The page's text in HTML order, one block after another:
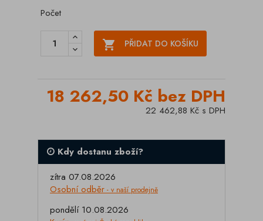
Počet
 PŘIDAT DO KOŠÍKU
18 262,50 Kč bez DPH
22 462,88 Kč s DPH
Kdy dostanu zboží?
zítra 07.08.2026
Osobní odběr - v naší prodejně
pondělí 10.08.2026